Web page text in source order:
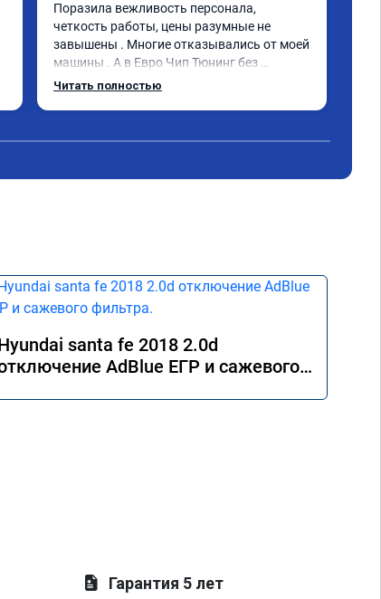
Поразила вежливость персонала,
четкость работы, цены разумные не
завышены . Многие отказывались от моей
машины . А в Евро Чип Тюнинг без
проблем прошили мою машину.
Читать полностью
santa fe 2018 2.0d
AdBlue ЕГР и сажевого
Гарантия 5 лет